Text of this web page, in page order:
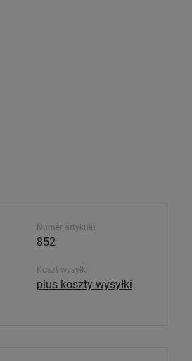
Numer artykułu
852
Koszt wysyłki
plus koszty wysyłki